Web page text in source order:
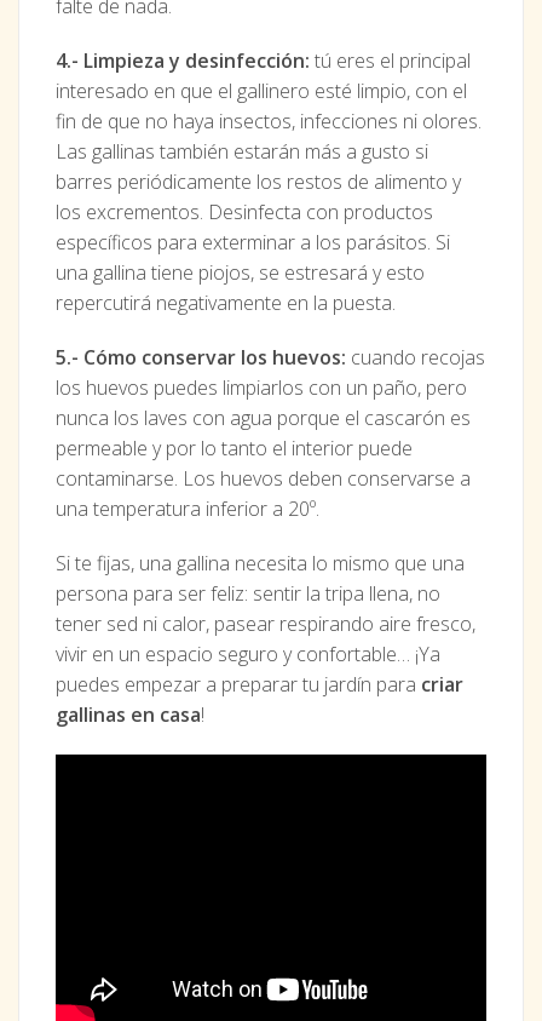
falte de nada.
4.- Limpieza y desinfección: tú eres el principal
interesado en que el gallinero esté limpio, con el
fin de que no haya insectos, infecciones ni olores.
Las gallinas también estarán más a gusto si
barres periódicamente los restos de alimento y
los excrementos. Desinfecta con productos
específicos para exterminar a los parásitos. Si
una gallina tiene piojos, se estresará y esto
repercutirá negativamente en la puesta.
5.- Cómo conservar los huevos: cuando recojas
los huevos puedes limpiarlos con un paño, pero
nunca los laves con agua porque el cascarón es
permeable y por lo tanto el interior puede
contaminarse. Los huevos deben conservarse a
una temperatura inferior a 20º.
Si te fijas, una gallina necesita lo mismo que una
persona para ser feliz: sentir la tripa llena, no
tener sed ni calor, pasear respirando aire fresco,
vivir en un espacio seguro y confortable… ¡Ya
puedes empezar a preparar tu jardín para criar
gallinas en casa!